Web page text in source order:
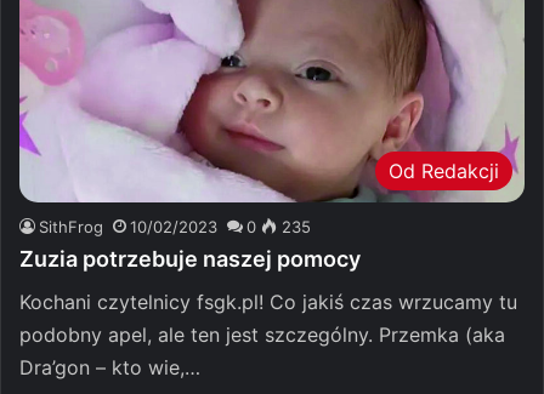
Od Redakcji
SithFrog 10/02/2023 0 235
Zuzia potrzebuje naszej pomocy
Kochani czytelnicy fsgk.pl! Co jakiś czas wrzucamy tu
podobny apel, ale ten jest szczególny. Przemka (aka
Dra’gon – kto wie,…